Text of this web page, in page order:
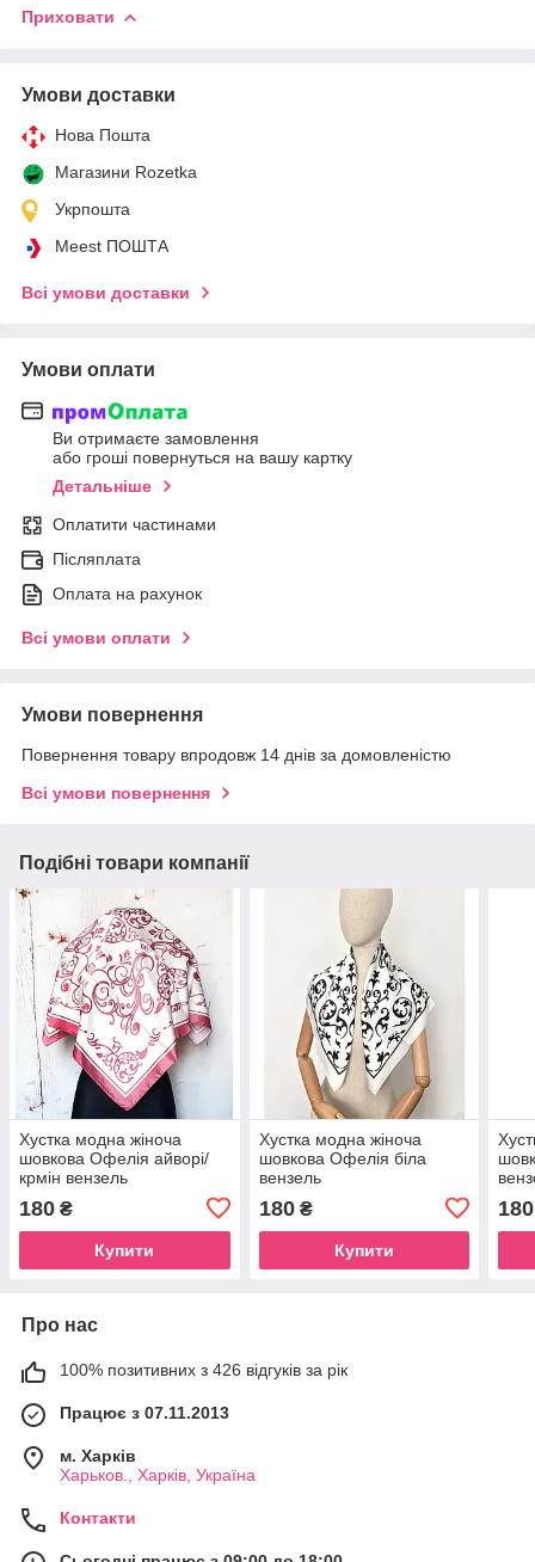
Приховати
Умови доставки
Нова Пошта
Магазини Rozetka
Укрпошта
Meest ПОШТА
Всі умови доставки
Умови оплати
Ви отримаєте замовлення
або гроші повернуться на вашу картку
Детальніше
Оплатити частинами
Післяплата
Оплата на рахунок
Всі умови оплати
Умови повернення
Повернення товару впродовж 14 днів за домовленістю
Всі умови повернення
Подібні товари компанії
Хустка модна жіноча
шовкова Офелія айворі/
крмін вензель
180 ₴
Купити
Хустка модна жіноча
шовкова Офелія біла
вензель
180₴
Купити
180
Про нас
100% позитивних з 426 відгуків за рік
Працює з 07.11.2013
м. Харків
Харьков., Харків, Україна
Контакти